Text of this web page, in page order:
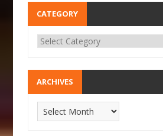
CATEGORY
ARCHIVES